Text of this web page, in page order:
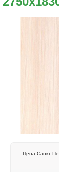
Цена Санкт-